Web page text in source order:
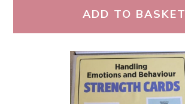
ADD TO BASKET